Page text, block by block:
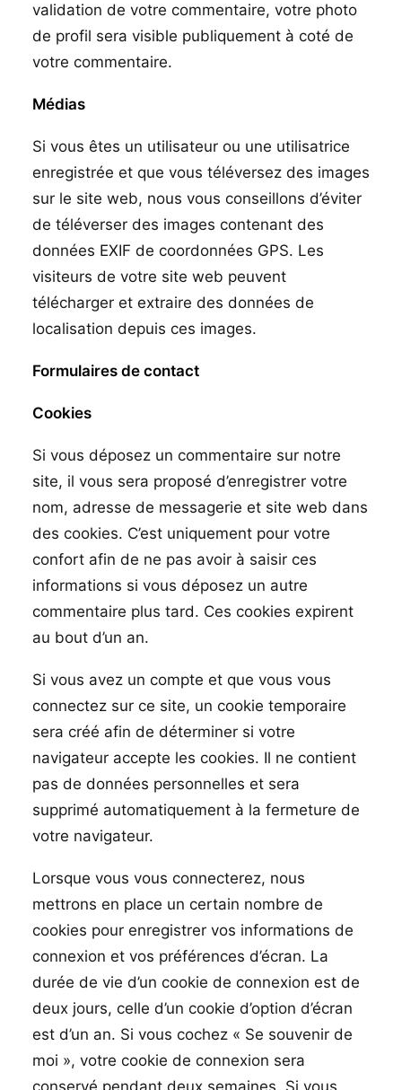
validation de votre commentaire, votre photo
de profil sera visible publiquement à coté de
votre commentaire.
Médias
Si vous êtes un utilisateur ou une utilisatrice
enregistrée et que vous téléversez des images
sur le site web, nous vous conseillons d’éviter
de téléverser des images contenant des
données EXIF de coordonnées GPS. Les
visiteurs de votre site web peuvent
télécharger et extraire des données de
localisation depuis ces images.
Formulaires de contact
Cookies
Si vous déposez un commentaire sur notre
site, il vous sera proposé d’enregistrer votre
nom, adresse de messagerie et site web dans
des cookies. C’est uniquement pour votre
confort afin de ne pas avoir à saisir ces
informations si vous déposez un autre
commentaire plus tard. Ces cookies expirent
au bout d’un an.
Si vous avez un compte et que vous vous
connectez sur ce site, un cookie temporaire
sera créé afin de déterminer si votre
navigateur accepte les cookies. Il ne contient
pas de données personnelles et sera
supprimé automatiquement à la fermeture de
votre navigateur.
Lorsque vous vous connecterez, nous
mettrons en place un certain nombre de
cookies pour enregistrer vos informations de
connexion et vos préférences d’écran. La
durée de vie d’un cookie de connexion est de
deux jours, celle d’un cookie d’option d’écran
est d’un an. Si vous cochez « Se souvenir de
moi », votre cookie de connexion sera
conservé pendant deux semaines. Si vous